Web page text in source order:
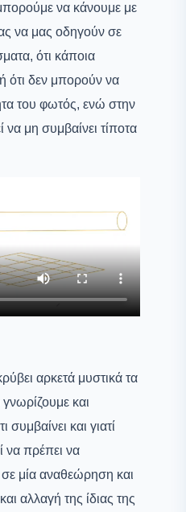
να κάνουμε με
να μας οδηγούν σε
ότι κάποια
ότι δεν μπορούν να
του φωτός, ενώ στην
να μη συμβαίνει τίποτα
αρκετά μυστικά τα
και
συμβαίνει και γιατί
να πρέπει να
μία αναθεώρηση και
αλλαγή της ίδιας της